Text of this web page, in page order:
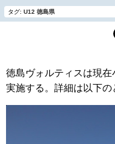
タグ: U12 徳島県
徳島ヴォルティスは現
実施する。詳細は以下の